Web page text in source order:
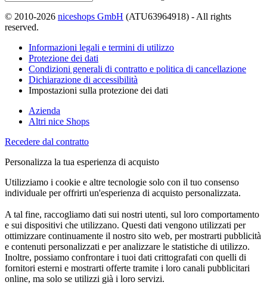
© 2010-2026 niceshops GmbH (ATU63964918) - All rights
reserved.
Informazioni legali e termini di utilizzo
Protezione dei dati
Condizioni generali di contratto e politica di cancellazione
Dichiarazione di accessibilità
Impostazioni sulla protezione dei dati
Azienda
Altri nice Shops
Recedere dal contratto
Personalizza la tua esperienza di acquisto
Utilizziamo i cookie e altre tecnologie solo con il tuo consenso
individuale per offrirti un'esperienza di acquisto personalizzata.
A tal fine, raccogliamo dati sui nostri utenti, sul loro comportamento
e sui dispositivi che utilizzano. Questi dati vengono utilizzati per
ottimizzare continuamente il nostro sito web, per mostrarti pubblicità
e contenuti personalizzati e per analizzare le statistiche di utilizzo.
Inoltre, possiamo confrontare i tuoi dati crittografati con quelli di
fornitori esterni e mostrarti offerte tramite i loro canali pubblicitari
online, ma solo se utilizzi già i loro servizi.